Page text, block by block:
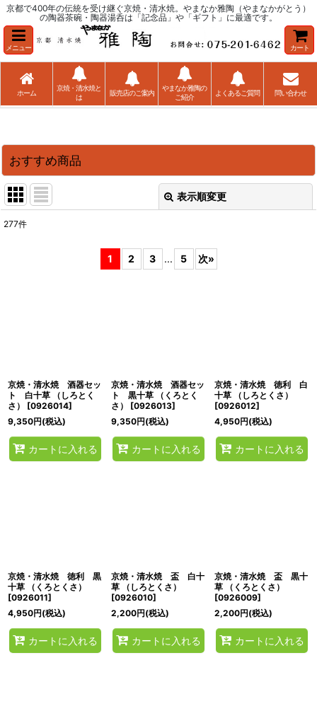
京都で400年の伝統を受け継ぐ京焼・清水焼。やまなか雅陶（やまなかがとう）
の陶器茶碗・陶器湯呑は「記念品」や「ギフト」に最適です。
メニュー カート
ホーム
京焼・清水焼と
は
販売店のご案内
やまなか雅陶の
ご紹介
よくあるご質問 問い合わせ
おすすめ商品
表示順変更
277件
1 2 3 ... 5 次»
京焼・清水焼 酒器セッ
ト 白十草 （しろとく
さ）
[0926014]
9,350円(税込)
カートに入れる
京焼・清水焼 酒器セッ
ト 黒十草 （くろとく
さ）
[0926013]
9,350円(税込)
カートに入れる
京焼・清水焼 徳利 白
十草 （しろとくさ）
[0926012]
4,950円(税込)
カートに入れる
京焼・清水焼 徳利 黒
十草 （くろとくさ）
[0926011]
4,950円(税込)
カートに入れる
京焼・清水焼 盃 白十
草 （しろとくさ）
[0926010]
2,200円(税込)
カートに入れる
京焼・清水焼 盃 黒十
草 （くろとくさ）
[0926009]
2,200円(税込)
カートに入れる